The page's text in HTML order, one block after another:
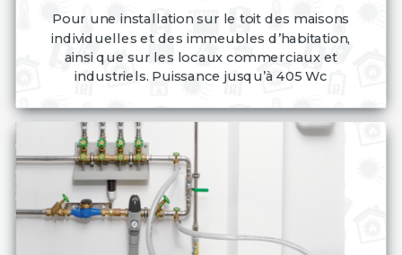
Pour une installation sur le toit des maisons
individuelles et des immeubles d’habitation,
ainsi que sur les locaux commerciaux et
industriels. Puissance jusqu’à 405 Wc